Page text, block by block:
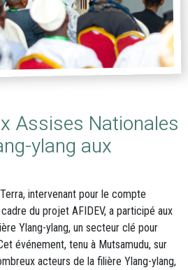
Assises Nationales
ylang aux
intervenant pour le compte
du projet AFIDEV, a participé aux
Ylang-ylang, un secteur clé pour
événement, tenu à Mutsamudu, sur
acteurs de la filière Ylang-ylang,